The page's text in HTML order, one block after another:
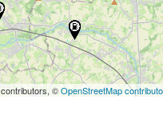
contributors, ©OpenStreetMap